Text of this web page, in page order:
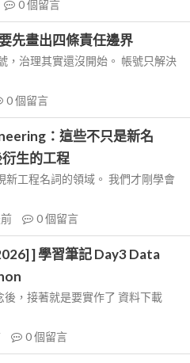
0個留言
先畫出四條責任邊界
，治理其實還沒開始。 帳號只解決
0個留言
：這些不只是新名
生的工程
工程名詞的領域。 我們才剛學會
0個留言
] 學習筆記 Day3 Data
，接著就是要實作了 資料下載
0個留言